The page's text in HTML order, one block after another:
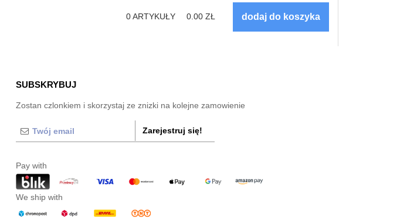
0ARTYKUŁY 0.00 ZŁ
SUBSKRYBUJ
Zostan czlonkiem i skorzystaj ze znizki na kolejne zamowienie
Zarejestruj się!
Pay with
We ship with